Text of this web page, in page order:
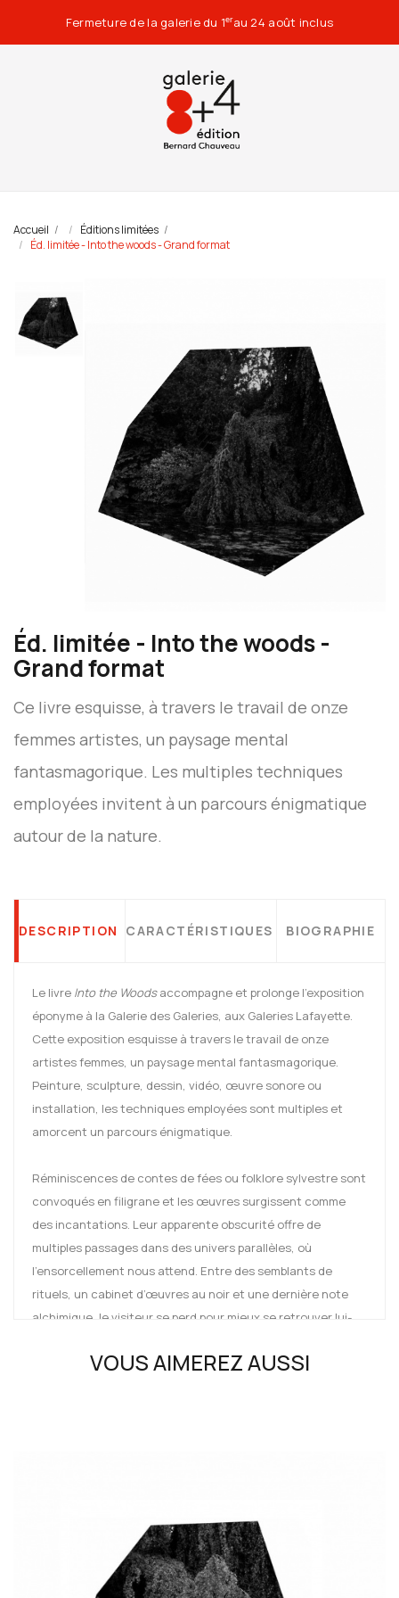
Fermeture de la galerie du 1erau 24 août inclus
Accueil
Éditions limitées
Éd. limitée - Into the woods - Grand format
Éd. limitée - Into the woods -
Grand format
Ce livre esquisse, à travers le travail de onze
femmes artistes, un paysage mental
fantasmagorique. Les multiples techniques
employées invitent à un parcours énigmatique
autour de la nature.
DESCRIPTION CARACTÉRISTIQUES BIOGRAPHIE
Le livre Into the Woodsaccompagne et prolonge l’exposition
éponyme à la Galerie des Galeries, aux Galeries Lafayette.
Cette exposition esquisse à travers le travail de onze
artistes femmes, un paysage mental fantasmagorique.
Peinture, sculpture, dessin, vidéo, œuvre sonore ou
installation, les techniques employées sont multiples et
amorcent un parcours énigmatique.
Réminiscences de contes de fées ou folklore sylvestre sont
convoqués en filigrane et les œuvres surgissent comme
des incantations. Leur apparente obscurité offre de
multiples passages dans des univers parallèles, où
l’ensorcellement nous attend. Entre des semblants de
rituels, un cabinet d’œuvres au noir et une dernière note
alchimique, le visiteur se perd pour mieux se retrouver lui-
Née en 1977, Daria de Beauvais, commissaire de l’exposition,
est actuellement curatrice au Palais de Tokyo. Elle mène en
VOUS AIMEREZ AUSSI